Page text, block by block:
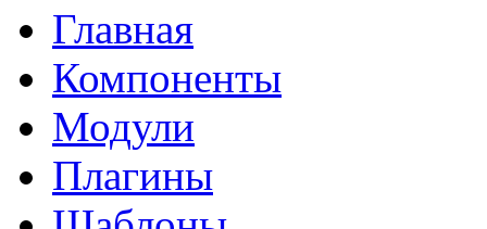
Главная
Компоненты
Модули
Плагины